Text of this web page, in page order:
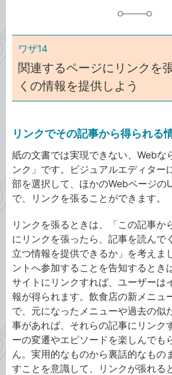
ワザ14
関連するページにリンクを
くの情報を提供しよう
リンクでその記事から得られる
紙の文書では実現できない、Webな
ンク」です。ビジュアルエディター
部を選択して、ほかのWebページの
で、リンクを張ることができます。
リンクを張るときは、「この記事か
にリンクを張ったら、記事を読んで
立つ情報を提供できるか」を考えま
ントへ参加することを告知するとき
サイトにリンクすれば、ユーザーは
報が得られます。飲食店の新メニュ
で、元になったメニューや過去の似
事があれば、それらの記事にリンク
ーの変遷やエピソードを楽しんでも
ん。実用的なものから裏話的なもの
すことを意識して、リンクが張れる